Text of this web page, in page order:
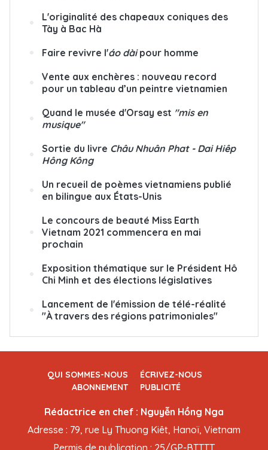
L'originalité des chapeaux coniques des
Tày à Bac Hà
Faire revivre l'áo dàipour homme
Vente aux enchères : nouveau record
pour un tableau d’un peintre vietnamien
Quand le musée d'Orsay est "mis en
musique"
Sortie du livre Châu Nhuân Phat - Dai Hiêp
Hông Kông
Un recueil de poèmes vietnamiens publié
en bilingue aux États-Unis
Le concours de beauté Miss Earth
Vietnam 2021 commencera en mai
prochain
Exposition thématique sur le Président Hô
Chi Minh et des élections législatives
Lancement de l'émission de télé-réalité
"À travers des régions patrimoniales"
QUI SOMMES-NOUS
ÉCRIVEZ-NOUS
ABONNEMENT
PUBLICITÉ
Rédactrice en chef : Nguyễn Hồng Nga
Adresse : 79, rue Ly Thuong Kiêt, Hanoï, Vietnam
Permis de publication : 25/GP-BTTTT